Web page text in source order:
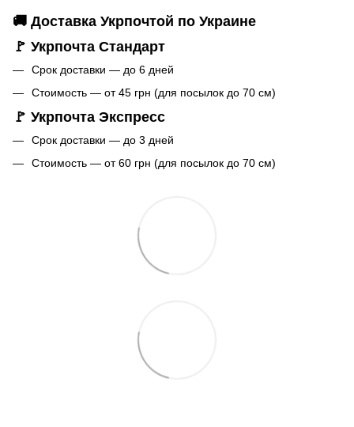
🚚 Доставка Укрпочтой по Украине
🚩 Укрпочта Стандарт
Срок доставки — до 6 дней
Стоимость — от 45 грн (для посылок до 70 см)
🚩 Укрпочта Экспресс
Срок доставки — до 3 дней
Стоимость — от 60 грн (для посылок до 70 см)